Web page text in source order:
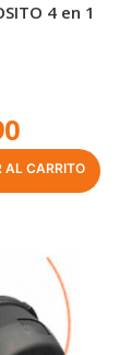
4 en 1
AL CARRITO